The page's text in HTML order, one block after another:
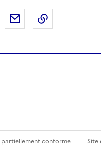
sur X
Partager sur LinkedIn
Partager par email
Copier le
partiellement conforme Site